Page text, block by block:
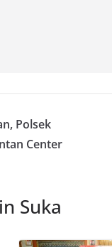
Polsek
Center
Suka